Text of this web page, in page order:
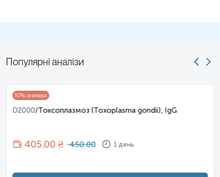
Популярні аналізи
10% знижки
D2000/Токсоплазмоз (Toxoplasma gondii), IgG
405.00 ₴ 450.00 1 день